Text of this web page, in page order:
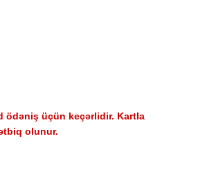
was: 999.0 AZN.
ödəniş üçün keçərlidir. Kartla
olunur.